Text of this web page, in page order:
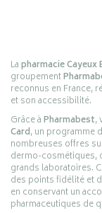
Lapharmacie Cayeux
groupement
reconnus en France,
et son accessibilité.
Grâce àPharmabest,
Card, un programme
nombreuses offres
dermo-cosmétiques,
grands laboratoires.
des points fidélité et
en conservant un
pharmaceutiques de